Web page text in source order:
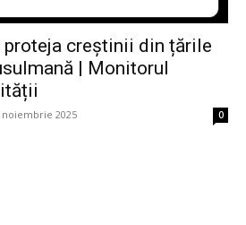
proteja creștinii din țările
| Monitorul
noiembrie 2025 0